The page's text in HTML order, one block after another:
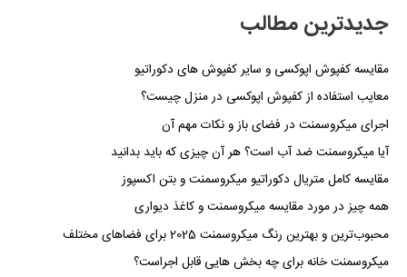
جدیدترین مطالب
مقایسه کفپوش اپوکسی و سایر کفپوش های دکوراتیو
معایب استفاده از کفپوش اپوکسی در منزل چیست؟
اجرای میکروسمنت در فضای باز و نکات مهم آن
آیا میکروسمنت ضد آب است؟ هر آن چیزی که باید بدانید
مقایسه کامل متریال دکوراتیو میکروسمنت و بتن اکسپوز
همه چیز در مورد مقایسه میکروسمنت و کاغذ دیواری
محبوب‌ترین و بهترین رنگ میکروسمنت 2025 برای فضاهای مختلف
میکروسمنت خانه برای چه بخش هایی قابل اجراست؟